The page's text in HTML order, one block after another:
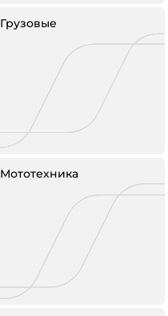
Грузовые
Мототехника